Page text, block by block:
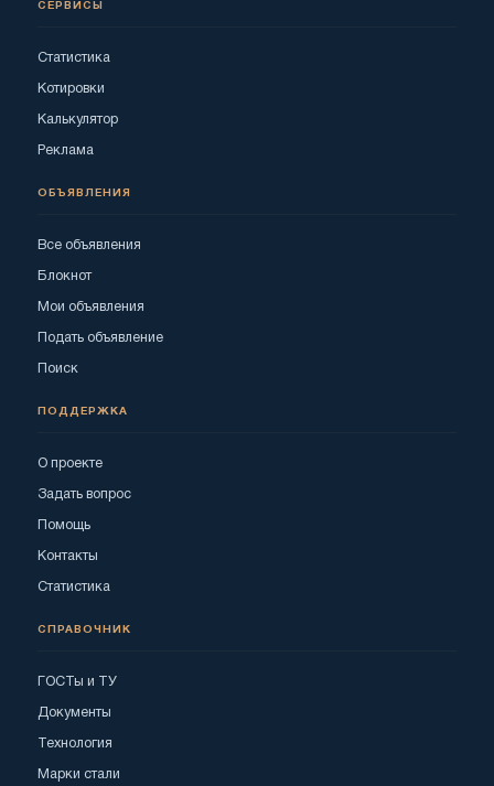
СЕРВИСЫ
Статистика
Котировки
Калькулятор
Реклама
ОБЪЯВЛЕНИЯ
Все объявления
Блокнот
Мои объявления
Подать объявление
Поиск
ПОДДЕРЖКА
О проекте
Задать вопрос
Помощь
Контакты
Статистика
СПРАВОЧНИК
ГОСТы и ТУ
Документы
Технология
Марки стали